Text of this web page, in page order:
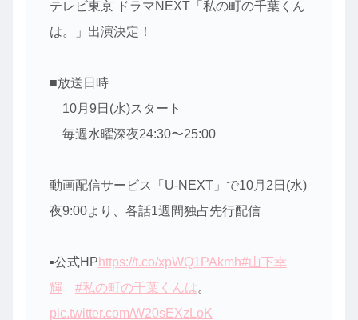
テレビ東京 ドラマNEXT「私の町の千葉くん
は。」出演決定！
■放送日時
10月9日(水)スタート
毎週水曜深夜24:30〜25:00
動画配信サービス「U-NEXT」で10月2日(水)
夜9:00より、各話1週間独占先行配信
▪️公式HP https://t.co/xpWQ1PAkmh#山下幸
輝
#私の町の千葉くんは 。
pic.twitter.com/W20sEXzLoK